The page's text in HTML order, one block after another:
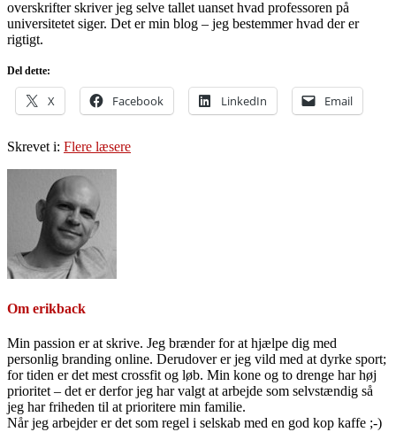
overskrifter skriver jeg selve tallet uanset hvad professoren på
universitetet siger. Det er min blog – jeg bestemmer hvad der er
rigtigt.
Del dette:
X Facebook LinkedIn Email
Skrevet i: Flere læsere
Om erikback
Min passion er at skrive. Jeg brænder for at hjælpe dig med
personlig branding online. Derudover er jeg vild med at dyrke sport;
for tiden er det mest crossfit og løb. Min kone og to drenge har høj
prioritet – det er derfor jeg har valgt at arbejde som selvstændig så
jeg har friheden til at prioritere min familie.
Når jeg arbejder er det som regel i selskab med en god kop kaffe ;-)